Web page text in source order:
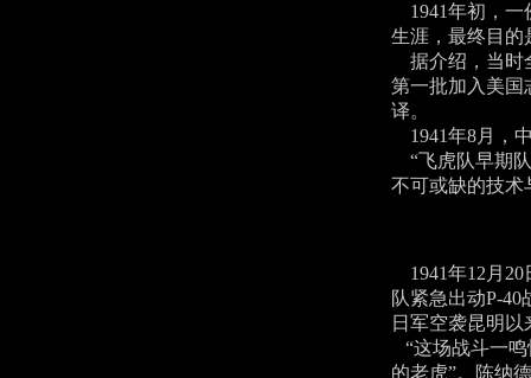
1941年初，一
生涯，最终目的
据介绍，当时
第一批加入美国
译。
1941年8月，
“飞虎队早期
不可或缺的技术
1941年12月20
队紧急出动P-
日军空袭昆明
“这场战斗一鸣
的老虎”。陈纳